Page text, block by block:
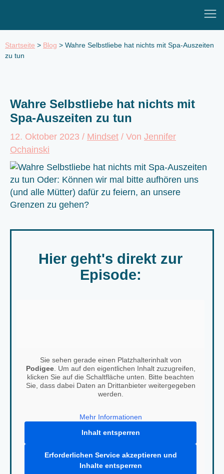
springen
Main
Startseite > Blog > Wahre Selbstliebe hat nichts mit Spa-Auszeiten
zu tun
Wahre Selbstliebe hat nichts mit
Spa-Auszeiten zu tun
12. Oktober 2023 / Mindset / Von Jennifer
Ochainski
Hier geht's direkt zur
Episode:
Sie sehen gerade einen Platzhalterinhalt von
Podigee. Um auf den eigentlichen Inhalt zuzugreifen,
klicken Sie auf die Schaltfläche unten. Bitte beachten
Sie, dass dabei Daten an Drittanbieter weitergegeben
werden.
Mehr Informationen
Inhalt entsperren
Erforderlichen Service akzeptieren und
Inhalte entsperren